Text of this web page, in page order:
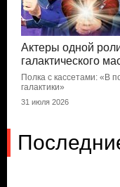
Актеры одной
галактического
Полка с кассетами: «В
галактики»
31 июля 2026